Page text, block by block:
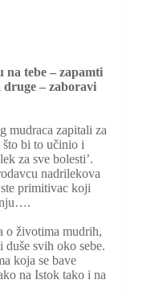
na tebe – zapamti
druge – zaboravi
mudraca zapitali za
što bi to učinio i
za sve bolesti’.
nadrilekova
primitivac koji
o životima mudrih,
svih oko sebe.
koja se bave
na Istok tako i na